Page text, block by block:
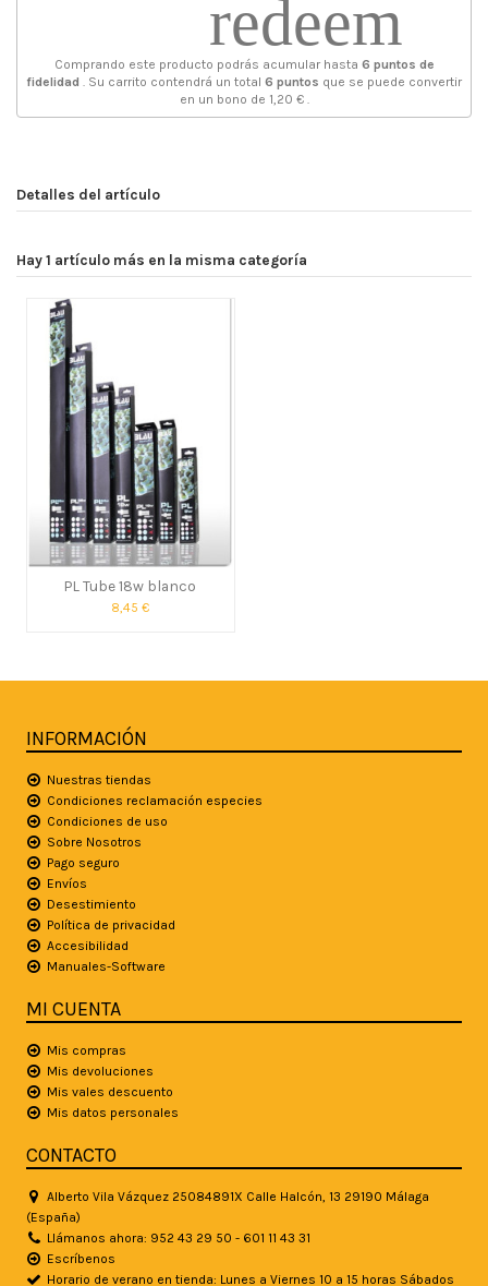
redeem
Comprando este producto podrás acumular hasta 6 puntos de
fidelidad . Su carrito contendrá un total 6 puntos que se puede convertir
en un bono de 1,20 €.
Detalles del artículo
Hay 1 artículo más en la misma categoría
PL Tube 18w blanco
8,45 €
INFORMACIÓN
Nuestras tiendas
Condiciones reclamación especies
Condiciones de uso
Sobre Nosotros
Pago seguro
Envíos
Desestimiento
Política de privacidad
Accesibilidad
Manuales-Software
MI CUENTA
Mis compras
Mis devoluciones
Mis vales descuento
Mis datos personales
CONTACTO
Alberto Vila Vázquez 25084891X Calle Halcón, 13 29190 Málaga
(España)
Llámanos ahora: 952 43 29 50 - 601 11 43 31
Escríbenos
Horario de verano en tienda: Lunes a Viernes 10 a 15 horas Sábados